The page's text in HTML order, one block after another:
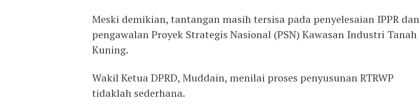
Meski demikian, tantangan masih tersisa pada penyelesaian IPPR dan
pengawalan Proyek Strategis Nasional (PSN) Kawasan Industri Tanah
Kuning.
Wakil Ketua DPRD, Muddain, menilai proses penyusunan RTRWP
tidaklah sederhana.